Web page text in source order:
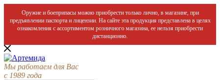
Оружие и боеприпасы можно приобрести только лично, в магазине, при
предъявлении паспорта и лицензии. На сайте эта продукция представлена в целях
ознакомления с ассортиментом розничного магазина, ее нельзя приобрести
дистанционно.
Мы работаем для Вас
с 1989 года